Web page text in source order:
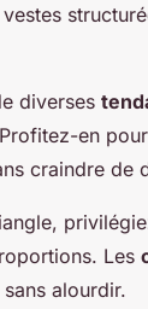
diverses
en
craindre de
Les
alourdir.